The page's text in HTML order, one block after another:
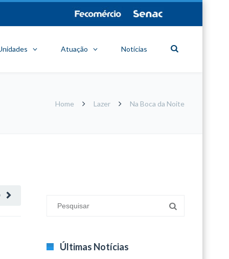
Atuação Notícias
Home Lazer Na Boca da Noite
Últimas Notícias